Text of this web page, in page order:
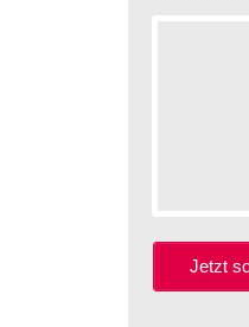
Jetzt